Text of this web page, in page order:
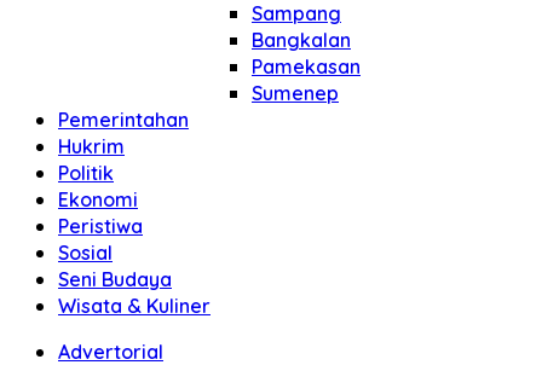
Sampang
Bangkalan
Pamekasan
Sumenep
Pemerintahan
Hukrim
Politik
Ekonomi
Peristiwa
Sosial
Seni Budaya
Wisata & Kuliner
Advertorial